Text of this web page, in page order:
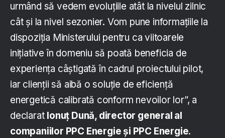
urmând să vedem evoluțiile atât la nivelul zilnic
cât și la nivel sezonier. Vom pune informațiile la
dispoziția Ministerului pentru ca viitoarele
inițiative în domeniu să poată beneficia de
experiența câștigată în cadrul proiectului pilot,
iar clienții să aibă o soluție de eficiență
energetică calibrată conform nevoilor lor”, a
declarat Ionuț Dună, director general al
companiilor PPC Energie și PPC Energie.